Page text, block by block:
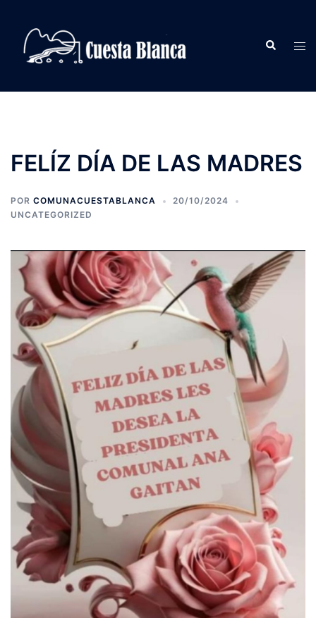
contenido
Buscar
FELÍZ DÍA DE LAS MADRES
POR COMUNACUESTABLANCA
20/10/2024
UNCATEGORIZED